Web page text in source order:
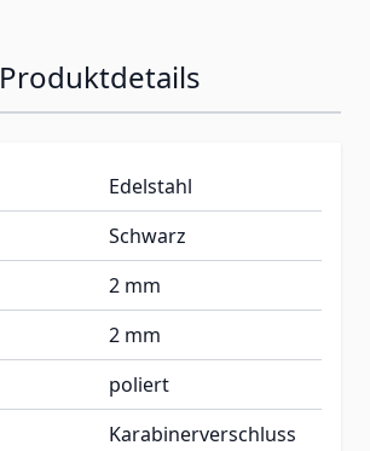
Produktdetails
Edelstahl
Schwarz
2 mm
2 mm
poliert
Karabinerverschluss